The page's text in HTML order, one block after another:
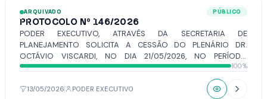
ARQUIVADO PÚBLICO
PROTOCOLO Nº 146/2026
PODER EXECUTIVO, ATRAVÉS DA SECRETARIA DE
PLANEJAMENTO SOLICITA A CESSÃO DO PLENÁRIO DR.
OCTÁVIO VISCARDI, NO DIA 21/05/2026, NO PERÍODO
COMPREENDIDO ENTRE 15H ÀS 17H.
100%
13/05/2026 PODER EXECUTIVO